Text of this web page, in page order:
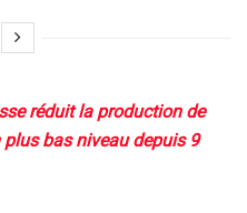
réduit la production de
bas niveau depuis 9